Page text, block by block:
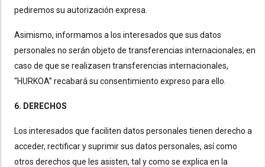
pediremos su autorización expresa.
Asimismo, informamos a los interesados que sus datos
personales no serán objeto de transferencias internacionales; en
caso de que se realizasen transferencias internacionales,
“HURKOA” recabará su consentimiento expreso para ello.
6. DERECHOS
Los interesados que faciliten datos personales tienen derecho a
acceder, rectificar y suprimir sus datos personales, así como
otros derechos que les asisten, tal y como se explica en la